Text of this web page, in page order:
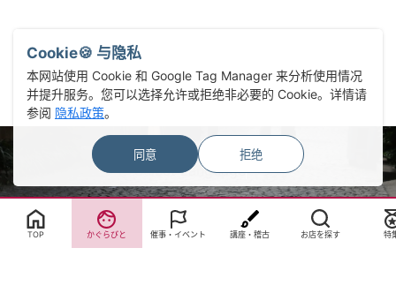
Select Language▼
TOP かぐらびと 催事・イベント 講座・稽古 お店を探す 特
Cookie🍪 与隐私
本网站使用 Cookie 和 Google Tag Manager 来分析使用情况
并提升服务。您可以选择允许或拒绝非必要的 Cookie。详情请
参阅 隐私政策。
同意 拒绝